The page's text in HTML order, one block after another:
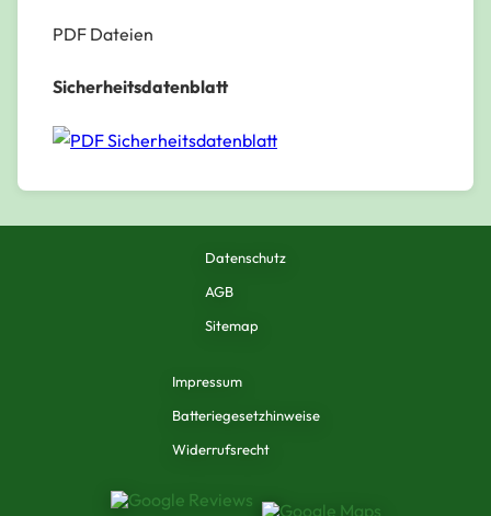
PDF Dateien
Sicherheitsdatenblatt
Sicherheitsdatenblatt
Datenschutz
AGB
Sitemap
Impressum
Batteriegesetzhinweise
Widerrufsrecht